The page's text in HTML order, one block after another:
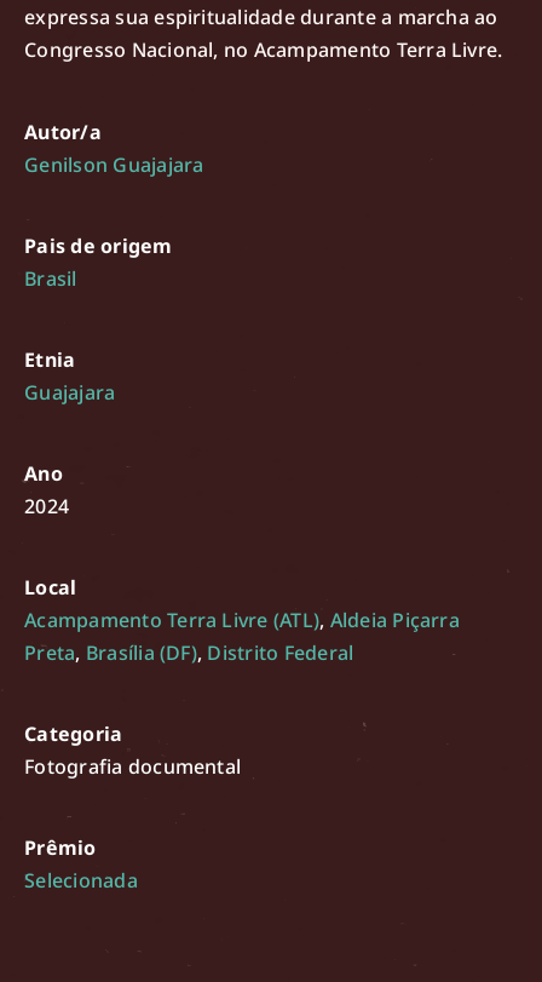
expressa sua espiritualidade durante a marcha ao
Congresso Nacional, no Acampamento Terra Livre.
Autor/a
Genilson Guajajara
Pais de origem
Brasil
Etnia
Guajajara
Ano
2024
Local
Acampamento Terra Livre (ATL), Aldeia Piçarra
Preta, Brasília (DF), Distrito Federal
Categoria
Fotografia documental
Prêmio
Selecionada